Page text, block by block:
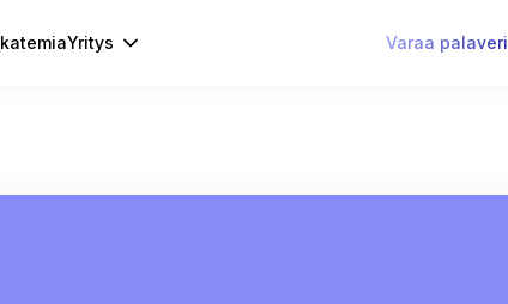
Yritys Varaa palaveri